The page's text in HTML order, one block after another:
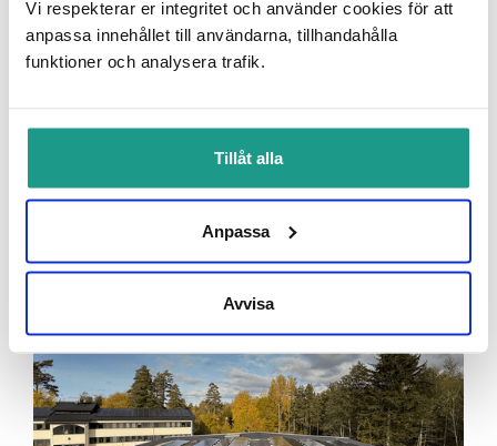
Vi respekterar er integritet och använder cookies för att
anpassa innehållet till användarna, tillhandahålla
funktioner och analysera trafik.
Tillåt alla
Anpassa
Avvisa
SBP levererar megaprojekt till Stena